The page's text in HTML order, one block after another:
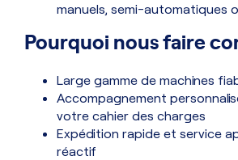
manuels, semi-automatiques
Pourquoi nous faire
Large gamme de machines
Accompagnement
votre cahier des charges
Expédition rapide et service
réactif